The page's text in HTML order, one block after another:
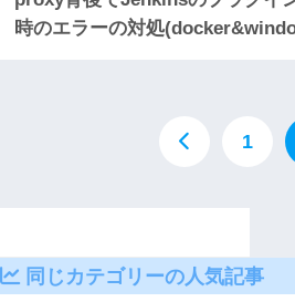
時のエラーの対処
1
同じカテゴリーの人気記事